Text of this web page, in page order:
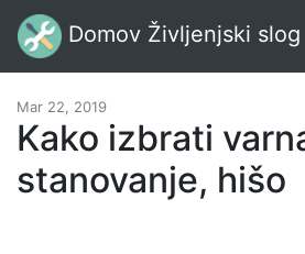
Domov Življenjski
Mar 22, 2019
Kako izbrati
stanovanje, hišo